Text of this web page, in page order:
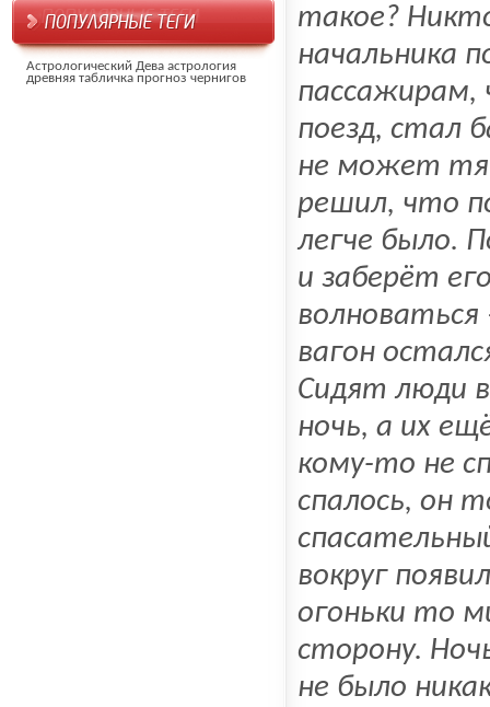
Астрологический Дева астрология
древняя табличка прогноз чернигов
такое?
начальника
пассажирам,
поезд, стал
не может
решил, что
легче было.
и заберёт
волноваться
вагон
Сидят люди
ночь, а их
кому-то не
спалось, он
вокруг
огоньки то
сторону.
не было